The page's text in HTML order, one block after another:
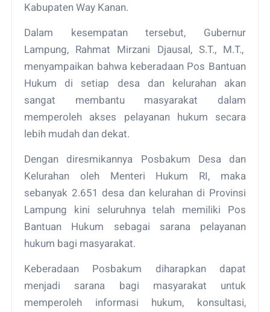
Kabupaten Way Kanan.
Dalam kesempatan tersebut, Gubernur
Lampung, Rahmat Mirzani Djausal, S.T., M.T.,
menyampaikan bahwa keberadaan Pos Bantuan
Hukum di setiap desa dan kelurahan akan
sangat membantu masyarakat dalam
memperoleh akses pelayanan hukum secara
lebih mudah dan dekat.
Dengan diresmikannya Posbakum Desa dan
Kelurahan oleh Menteri Hukum RI, maka
sebanyak 2.651 desa dan kelurahan di Provinsi
Lampung kini seluruhnya telah memiliki Pos
Bantuan Hukum sebagai sarana pelayanan
hukum bagi masyarakat.
Keberadaan Posbakum diharapkan dapat
menjadi sarana bagi masyarakat untuk
memperoleh informasi hukum, konsultasi,